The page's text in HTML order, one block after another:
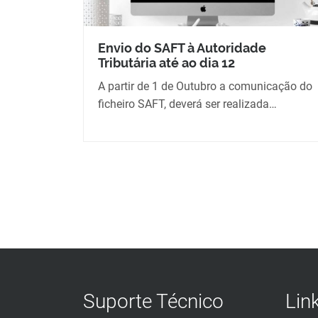
Envio do SAFT à Autoridade
Tributária até ao dia 12
A partir de 1 de Outubro a comunicação do
ficheiro SAFT, deverá ser realizada…
Suporte Técnico